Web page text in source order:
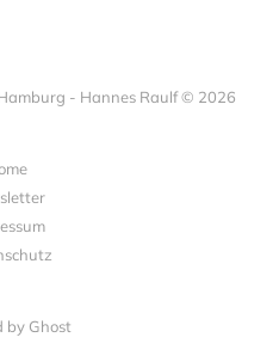
- Hannes Raulf © 2026
by Ghost